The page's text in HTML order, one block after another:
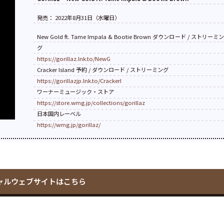
発売： 2022年8月31日（水曜日）
New Gold ft. Tame Impala & Bootie Brown ダウンロード / ストリーミン
グ
https://gorillaz.lnk.to/NewG
Cracker Island 予約 / ダウンロード / ストリーミング
https://gorillazjp.lnk.to/CrackerI
ワーナーミュージック・ストア
https://store.wmg.jp/collections/gorillaz
日本国内レーベル
https://wmg.jp/gorillaz/
ルウェブサイトはこちら